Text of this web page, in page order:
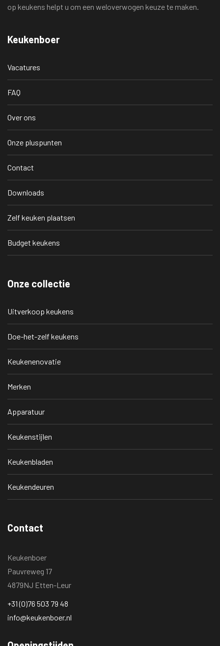
op keukens helpt u om een weloverwogen keuze te maken.
Keukenboer
Vacatures
FAQ
Over ons
Onze pluspunten
Contact
Downloads
Zelf keuken plaatsen
Budget keukens
Onze collectie
Uitverkoop keukens
Doe-het-zelf keukens
Keukenenovatie
Merken
Apparatuur
Keukenstijlen
Keukenbladen
Keukendeuren
Contact
Keukenboer
Pauvreweg 17
4879NJ Etten-Leur
+31 (0)76 503 79 48
info@keukenboer.nl